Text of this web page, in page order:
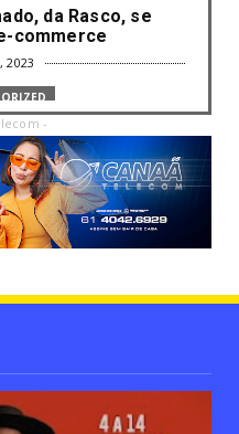
da Rasco, se
commerce
2023
dos cargos de
por mulh...
2023
e atrai clientes
2023
-